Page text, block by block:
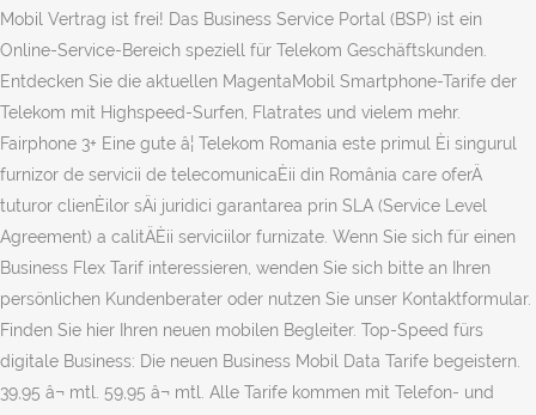
Mobil Vertrag ist frei! Das Business Service Portal (BSP) ist ein
Online-Service-Bereich speziell für Telekom Geschäftskunden.
Entdecken Sie die aktuellen MagentaMobil Smartphone-Tarife der
Telekom mit Highspeed-Surfen, Flatrates und vielem mehr.
Fairphone 3+ Eine gute â¦ Telekom Romania este primul Èi singurul
furnizor de servicii de telecomunicaÈii din România care oferÄ
tuturor clienÈilor sÄi juridici garantarea prin SLA (Service Level
Agreement) a calitÄÈii serviciilor furnizate. Wenn Sie sich für einen
Business Flex Tarif interessieren, wenden Sie sich bitte an Ihren
persönlichen Kundenberater oder nutzen Sie unser Kontaktformular.
Finden Sie hier Ihren neuen mobilen Begleiter. Top-Speed fürs
digitale Business: Die neuen Business Mobil Data Tarife begeistern.
39,95 â¬ mtl. 59,95 â¬ mtl. Alle Tarife kommen mit Telefon- und